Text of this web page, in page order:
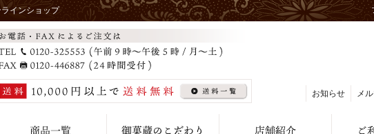
インショップ
お知らせ メ